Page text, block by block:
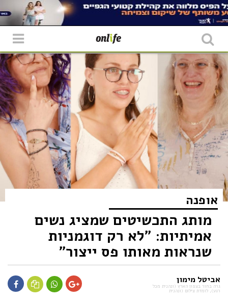
אופנה
מותג התכשיטים שמציג נשים
אמיתיות: "לא רק דוגמניות
שנראות מאותו פס ייצור"
אביטל מימון
גרה בחור בצפון הארץ (ונהנית מכל
רגע), לומדת צילום (ונהנית